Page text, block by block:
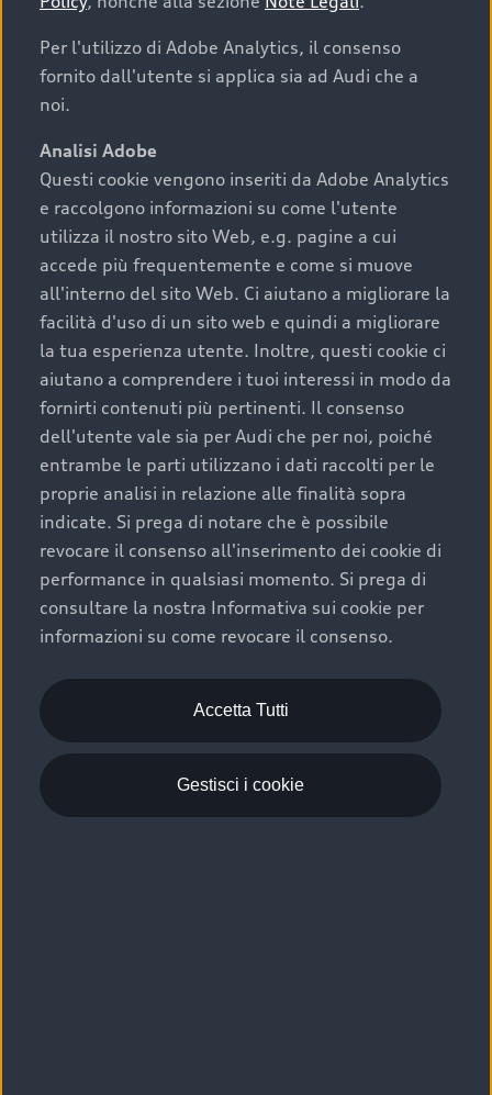
auto
I requisiti fondamentali da considerare prima di
acquistare un’auto usata, oltre al prezzo e all'aspetto,
chilometraggio: un valore contenuto corrisponde a
uno stato migliore del veicolo e a una maggiore
durata nel tempo;
cronologia dei tagliandi: una documentazione
completa della vettura certifica una manutenzione
costante e accurata;
condizioni della carrozzeria e degli interni: una
buona conservazione evidenzia cura e attenzione del
precedente proprietario;
efficienza meccanica: motore, trasmissione e
componenti principali in ottimo stato garantiscono
prestazioni affidabili e sicure.
Acquistare un’auto usata in una Concessionaria ufficiale
Audi che offre l’usato garantito tramite Audi Prima
Scelta :plus, significa affidarsi ad un prodotto che viene
sottoposto a 110 controlli approfonditi e coperto da
garanzia fino a 4 anni per una maggiore tutela del tuo
acquisto.
Per l'utilizzo di Adobe Analytics, il consenso
fornito dall'utente si applica sia ad Audi che a
noi.
Analisi Adobe
Questi cookie vengono inseriti da Adobe Analytics
e raccolgono informazioni su come l'utente
utilizza il nostro sito Web, e.g. pagine a cui
accede più frequentemente e come si muove
all'interno del sito Web. Ci aiutano a migliorare la
facilità d'uso di un sito web e quindi a migliorare
la tua esperienza utente. Inoltre, questi cookie ci
aiutano a comprendere i tuoi interessi in modo da
fornirti contenuti più pertinenti. Il consenso
dell'utente vale sia per Audi che per noi, poiché
entrambe le parti utilizzano i dati raccolti per le
proprie analisi in relazione alle finalità sopra
indicate. Si prega di notare che è possibile
revocare il consenso all'inserimento dei cookie di
performance in qualsiasi momento. Si prega di
consultare la nostra Informativa sui cookie per
informazioni su come revocare il consenso.
Accetta Tutti
Gestisci i cookie